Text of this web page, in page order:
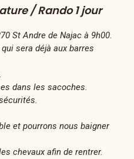
/ Rando 1 jour
St Andre de Najac à 9h00.
sera déjà aux barres
dans les sacoches.
et pourrons nous baigner
chevaux afin de rentrer.